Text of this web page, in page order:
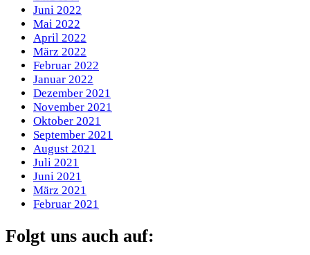
Juni 2022
Mai 2022
April 2022
März 2022
Februar 2022
Januar 2022
Dezember 2021
November 2021
Oktober 2021
September 2021
August 2021
Juli 2021
Juni 2021
März 2021
Februar 2021
Folgt uns auch auf: